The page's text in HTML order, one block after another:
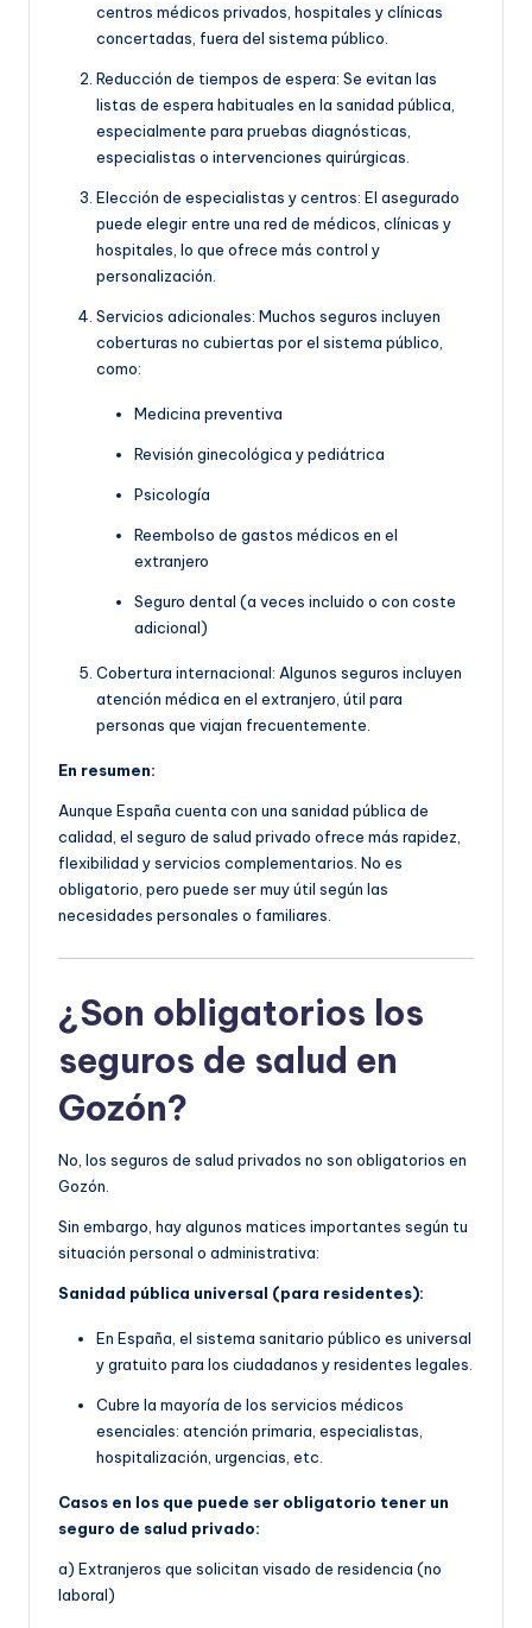
centros médicos privados, hospitales y clínicas
concertadas, fuera del sistema público.
Reducción de tiempos de espera: Se evitan las
listas de espera habituales en la sanidad pública,
especialmente para pruebas diagnósticas,
especialistas o intervenciones quirúrgicas.
Elección de especialistas y centros: El asegurado
puede elegir entre una red de médicos, clínicas y
hospitales, lo que ofrece más control y
personalización.
Servicios adicionales: Muchos seguros incluyen
coberturas no cubiertas por el sistema público,
como:
Medicina preventiva
Revisión ginecológica y pediátrica
Psicología
Reembolso de gastos médicos en el
extranjero
Seguro dental (a veces incluido o con coste
adicional)
Cobertura internacional: Algunos seguros incluyen
atención médica en el extranjero, útil para
personas que viajan frecuentemente.
En resumen:
Aunque España cuenta con una sanidad pública de
calidad, el seguro de salud privado ofrece más rapidez,
flexibilidad y servicios complementarios. No es
obligatorio, pero puede ser muy útil según las
necesidades personales o familiares.
¿Son obligatorios los
seguros de salud en
Gozón?
No, los seguros de salud privados no son obligatorios en
Gozón.
Sin embargo, hay algunos matices importantes según tu
situación personal o administrativa:
Sanidad pública universal (para residentes):
En España, el sistema sanitario público es universal
y gratuito para los ciudadanos y residentes legales.
Cubre la mayoría de los servicios médicos
esenciales: atención primaria, especialistas,
hospitalización, urgencias, etc.
Casos en los que puede ser obligatorio tener un
seguro de salud privado:
a) Extranjeros que solicitan visado de residencia (no
laboral)